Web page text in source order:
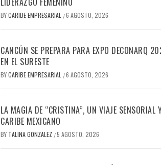
BYCARIBE EMPRESARIAL /6 AGOSTO, 2026
CANCÚN SE PREPARA PARA EXPO DECONARQ
EN EL SURESTE
BYCARIBE EMPRESARIAL /6 AGOSTO, 2026
LA MAGIA DE “CRISTINA”, UN VIAJE
CARIBE MEXICANO
BY TALINA GONZALEZ /5 AGOSTO, 2026